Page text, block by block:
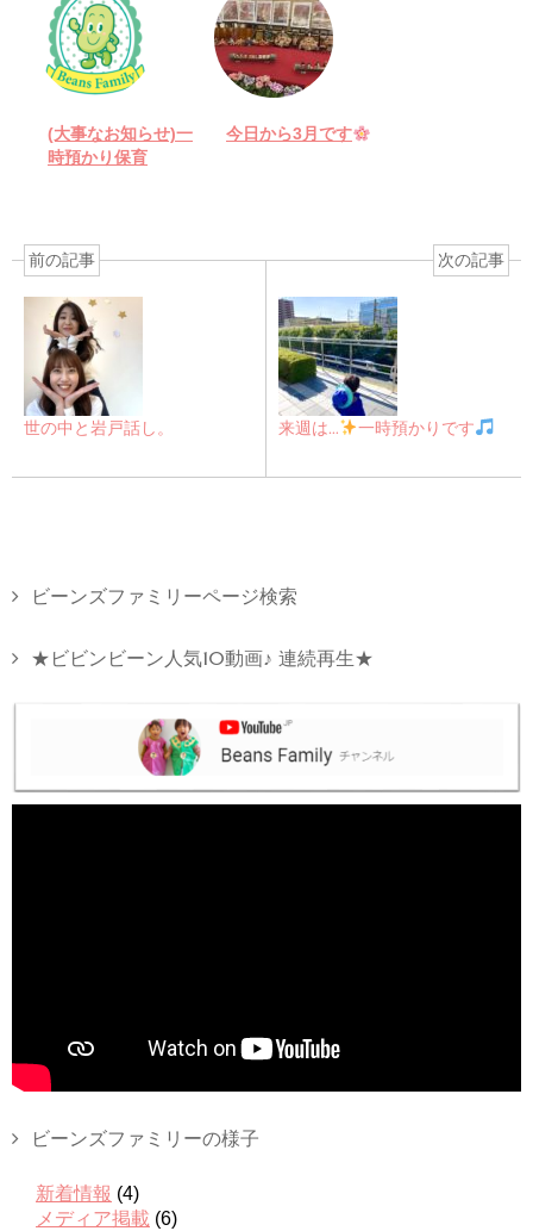
(大事なお知らせ)一
時預かり保育
今日から3月です
前の記事
世の中と岩戸話し。
次の記事
来週は… 一時預かりです
ビーンズファミリーページ検索
★ビビンビーン人気10動画♪ 連続再生★
ビーンズファミリーの様子
新着情報 (4)
メディア掲載 (6)